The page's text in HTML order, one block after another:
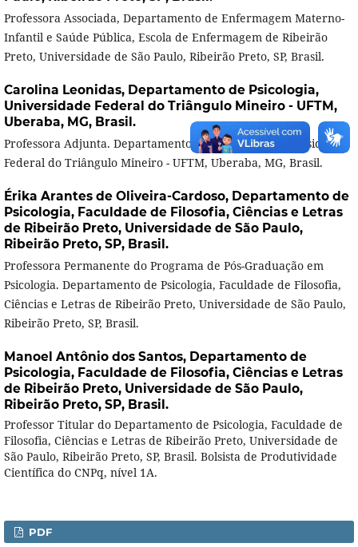
Professora Associada, Departamento de Enfermagem Materno-
Infantil e Saúde Pública, Escola de Enfermagem de Ribeirão
Preto, Universidade de São Paulo, Ribeirão Preto, SP, Brasil.
Carolina Leonidas, Departamento de Psicologia,
Universidade Federal do Triângulo Mineiro - UFTM,
Uberaba, MG, Brasil.
Professora Adjunta. Departamento de Psicologia, Universidade
Federal do Triângulo Mineiro - UFTM, Uberaba, MG, Brasil.
Érika Arantes de Oliveira-Cardoso, Departamento de
Psicologia, Faculdade de Filosofia, Ciências e Letras
de Ribeirão Preto, Universidade de São Paulo,
Ribeirão Preto, SP, Brasil.
Professora Permanente do Programa de Pós-Graduação em
Psicologia. Departamento de Psicologia, Faculdade de Filosofia,
Ciências e Letras de Ribeirão Preto, Universidade de São Paulo,
Ribeirão Preto, SP, Brasil.
Manoel Antônio dos Santos, Departamento de
Psicologia, Faculdade de Filosofia, Ciências e Letras
de Ribeirão Preto, Universidade de São Paulo,
Ribeirão Preto, SP, Brasil.
Professor Titular do Departamento de Psicologia, Faculdade de
Filosofia, Ciências e Letras de Ribeirão Preto, Universidade de
São Paulo, Ribeirão Preto, SP, Brasil. Bolsista de Produtividade
Científica do CNPq, nível 1A.
PDF